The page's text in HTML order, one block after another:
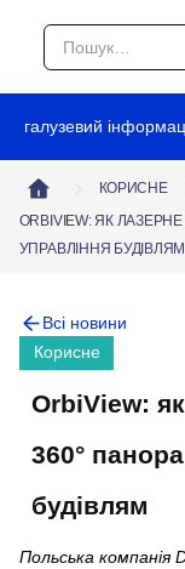
галузевий
КОРИСНЕ
ORBIVIEW: ЯК
УПРАВЛІННЯ БУДІВЛЯМ
Всі новини
Корисне
OrbiView:
360°
будівлям
Польська